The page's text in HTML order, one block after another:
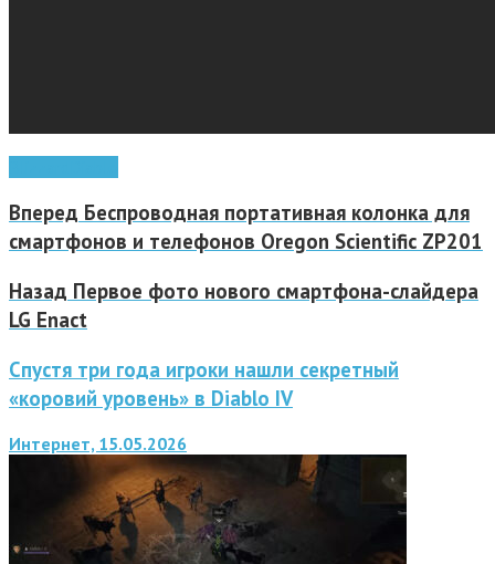
Вперед Беспроводная портативная колонка для
смартфонов и телефонов Oregon Scientific ZP201
Назад Первое фото нового смартфона-слайдера
LG Enact
Спустя три года игроки нашли секретный
«коровий уровень» в Diablo IV
Интернет, 15.05.2026